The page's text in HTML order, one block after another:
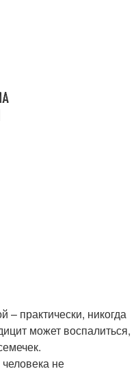
– практически, никогда
может воспалиться,
не